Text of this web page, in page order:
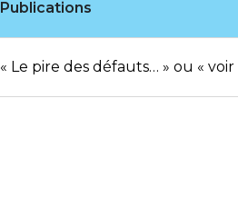
Publications
« Le pire des défauts… » ou «